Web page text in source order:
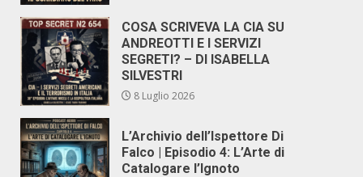
COSA SCRIVEVA LA CIA SU
ANDREOTTI E I SERVIZI
SEGRETI? – DI ISABELLA
SILVESTRI
8 Luglio 2026
L’Archivio dell’Ispettore Di
Falco | Episodio 4: L’Arte di
Catalogare l’Ignoto